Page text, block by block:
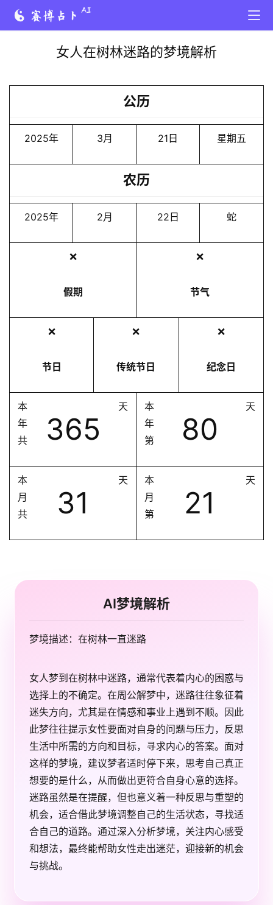
女人在树林迷路的梦境解析
公历
2025年 3月 21日 星期五
农历
2025年 2月 22日 蛇
❌
假期
❌
节气
❌
节日
❌
传统节日
❌
纪念日
本
年
共
365
天
本
年
第
80
天
本
月
共
31
天
本
月
第
21
天
AI梦境解析
梦境描述：在树林一直迷路
女人梦到在树林中迷路，通常代表着内心的困惑与
选择上的不确定。在周公解梦中，迷路往往象征着
迷失方向，尤其是在情感和事业上遇到不顺。因此
此梦往往提示女性要面对自身的问题与压力，反思
生活中所需的方向和目标，寻求内心的答案。面对
这样的梦境，建议梦者适时停下来，思考自己真正
想要的是什么，从而做出更符合自身心意的选择。
迷路虽然是在提醒，但也意义着一种反思与重塑的
机会，适合借此梦境调整自己的生活状态，寻找适
合自己的道路。通过深入分析梦境，关注内心感受
和想法，最终能帮助女性走出迷茫，迎接新的机会
与挑战。